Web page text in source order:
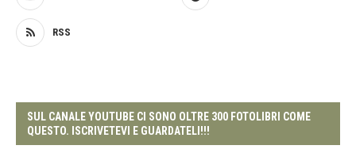
RSS
SUL CANALE YOUTUBE CI SONO OLTRE 300 FOTOLIBRI COME
QUESTO. ISCRIVETEVI E GUARDATELI!!!